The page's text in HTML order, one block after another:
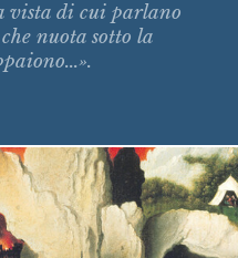
vista di cui parlano
nuota sotto la